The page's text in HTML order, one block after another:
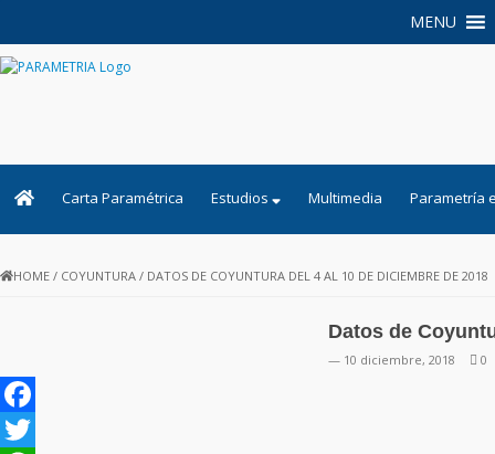
MENU
Carta Paramétrica Estudios Multimedia Parametría
HOME / COYUNTURA / DATOS DE COYUNTURA DEL 4 AL 10 DE DICIEMBRE DE 2018
Datos de
— 10 diciembre, 2018 0
Facebook